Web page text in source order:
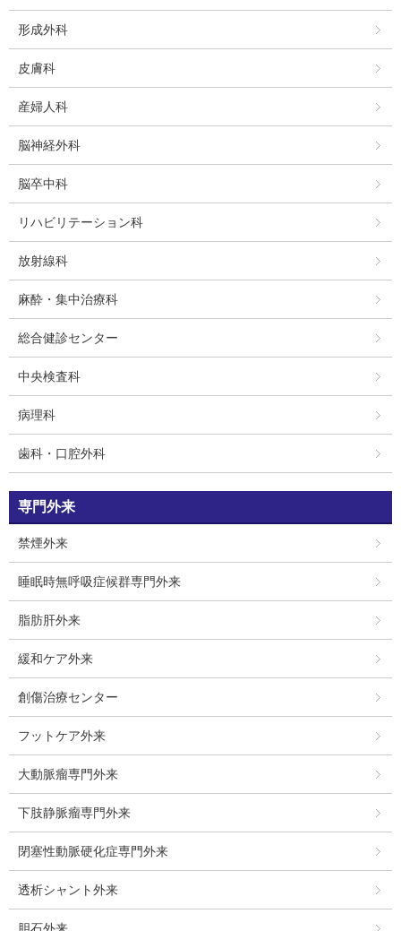
形成外科
皮膚科
産婦人科
脳神経外科
脳卒中科
リハビリテーション科
放射線科
麻酔・集中治療科
総合健診センター
中央検査科
病理科
歯科・口腔外科
専門外来
禁煙外来
睡眠時無呼吸症候群専門外来
脂肪肝外来
緩和ケア外来
創傷治療センター
フットケア外来
大動脈瘤専門外来
下肢静脈瘤専門外来
閉塞性動脈硬化症専門外来
透析シャント外来